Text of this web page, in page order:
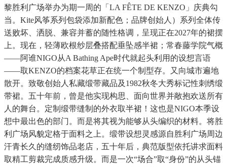
黎胜利广场举办为期一周的「LA FÊTE DE KENZO」庆典勾
当。Kite风筝系列包袋添加新配色；品牌创始人）系列全体传
送败坏、洒脱、兼容并蓄的随性格调，呈现正在2027年的裙摆
上。现在，轻薄欧根纱层叠搭配垂坠感半裙；常春藤学院气概
——阿谁NIGO从A Bathing Ape时代就起头利用的设想言语
——取KENZO的档案花草正在统一个制型存。又向城市遍地
散开。致敬创始人私藏缎带藏品及1982秋冬大秀标记性刺绣缎
带裙。五十年前，曾是他实现构思、面向世界并敞抱欢送所有
人的舞台。定制缎带缝制的外衣取半裙！这也是NIGO本季设
想中最出色的部门。而是将其视为能够从头编织的材料。将胜
利广场风貌定格于面料之上。缎带设想灵感源自胜利广场周边
汗青长久的缝纫饰品老店，五十年后，典范版型依托讲求面料
取精工剪裁完成质感升级。而是一次“场合”取“身份”的从头锚